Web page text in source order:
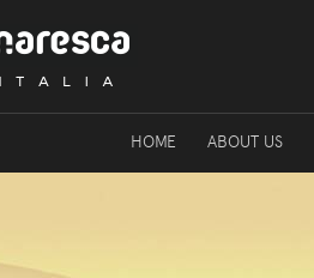
HOME ABOUT US